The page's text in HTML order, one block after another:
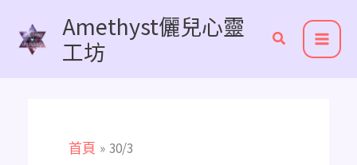
Amethyst儷兒心靈
工坊
首頁 30/3